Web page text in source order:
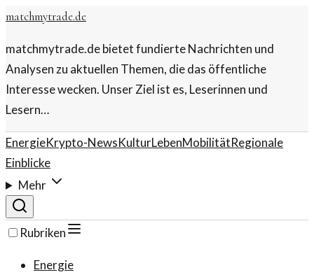
matchmytrade.de
matchmytrade.de bietet fundierte Nachrichten und
Analysen zu aktuellen Themen, die das öffentliche
Interesse wecken. Unser Ziel ist es, Leserinnen und
Lesern…
EnergieKrypto-NewsKulturLebenMobilitätRegionale
Einblicke
Mehr
Rubriken
Energie